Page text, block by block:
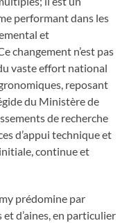
performant dans les
et
changement n’est pas
vaste effort national
reposant
du Ministère de
de recherche
d’appui technique et
continue et
prédomine par
d’aines, en particulier